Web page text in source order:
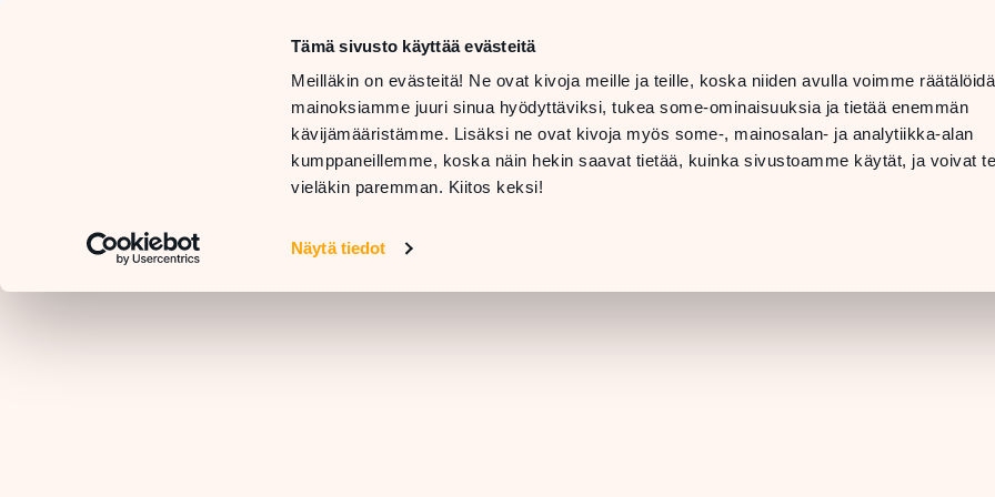
Tämä sivusto käyttää evästeitä
Meilläkin on evästeitä! Ne ovat kivoja meille ja teille, koska niiden avulla voimme
mainoksiamme juuri sinua hyödyttäviksi, tukea some-ominaisuuksia ja tietää enemmän
kävijämääristämme. Lisäksi ne ovat kivoja myös some-, mainosalan- ja analytiikka-alan
kumppaneillemme, koska näin hekin saavat tietää, kuinka sivustoamme käytät, ja voivat
vieläkin paremman. Kiitos keksi!
Näytä tiedot
LIIKKEEN TIEDOT
LIIKKEET
JA
PALVELUT
RAVINTOLAT LAHJAKORTTI